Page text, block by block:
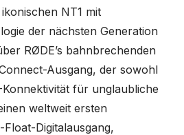
NT1 mit
der nächsten Generation
RØDE’s bahnbrechenden
Ausgang, der sowohl
für unglaubliche
weltweit ersten
Float-Digitalausgang,